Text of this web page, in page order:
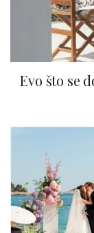
Evo što se